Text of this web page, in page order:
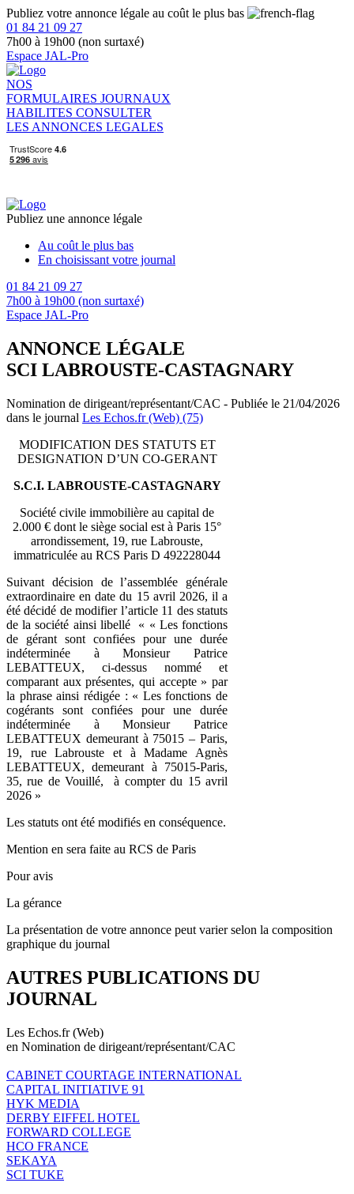
Publiez votre annonce légale au coût le plus bas
01 84 21 09 27
7h00 à 19h00 (non surtaxé)
Espace JAL-Pro
NOS
FORMULAIRES JOURNAUX
HABILITES CONSULTER
LES ANNONCES LEGALES
Publiez une annonce légale
Au coût le plus bas
En choisissant votre journal
01 84 21 09 27
7h00 à 19h00 (non surtaxé)
Espace JAL-Pro
ANNONCE LÉGALE
SCI LABROUSTE-CASTAGNARY
Nomination de dirigeant/représentant/CAC - Publiée le 21/04/2026
dans le journal Les Echos.fr (Web) (75)
MODIFICATION DES STATUTS ET
DESIGNATION D’UN CO-GERANT
S.C.I. LABROUSTE-CASTAGNARY
Société civile immobilière au capital de
2.000 € dont le siège social est à Paris 15°
arrondissement, 19, rue Labrouste,
immatriculée au RCS Paris D 492228044
Suivant décision de l’assemblée générale
extraordinaire en date du 15 avril 2026, il a
été décidé de modifier l’article 11 des statuts
de la société ainsi libellé « « Les fonctions
de gérant sont confiées pour une durée
indéterminée à Monsieur Patrice
LEBATTEUX, ci-dessus nommé et
comparant aux présentes, qui accepte » par
la phrase ainsi rédigée : « Les fonctions de
cogérants sont confiées pour une durée
indéterminée à Monsieur Patrice
LEBATTEUX demeurant à 75015 – Paris,
19, rue Labrouste et à Madame Agnès
LEBATTEUX, demeurant à 75015-Paris,
35, rue de Vouillé, à compter du 15 avril
2026 »
Les statuts ont été modifiés en conséquence.
Mention en sera faite au RCS de Paris
Pour avis
La gérance
La présentation de votre annonce peut varier selon la composition
graphique du journal
AUTRES PUBLICATIONS DU
JOURNAL
Les Echos.fr (Web)
en Nomination de dirigeant/représentant/CAC
CABINET COURTAGE INTERNATIONAL
CAPITAL INITIATIVE 91
HYK MEDIA
DERBY EIFFEL HOTEL
FORWARD COLLEGE
HCO FRANCE
SEKAYA
SCI TUKE